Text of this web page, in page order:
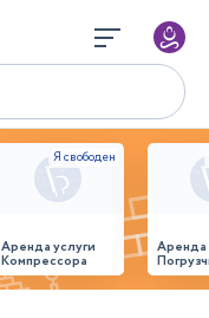
Аренда услуги
Компрессора